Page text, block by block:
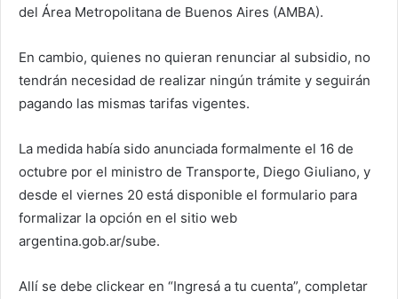
del Área Metropolitana de Buenos Aires (AMBA).
En cambio, quienes no quieran renunciar al subsidio, no
tendrán necesidad de realizar ningún trámite y seguirán
pagando las mismas tarifas vigentes.
La medida había sido anunciada formalmente el 16 de
octubre por el ministro de Transporte, Diego Giuliano, y
desde el viernes 20 está disponible el formulario para
formalizar la opción en el sitio web
argentina.gob.ar/sube.
Allí se debe clickear en “Ingresá a tu cuenta”, completar